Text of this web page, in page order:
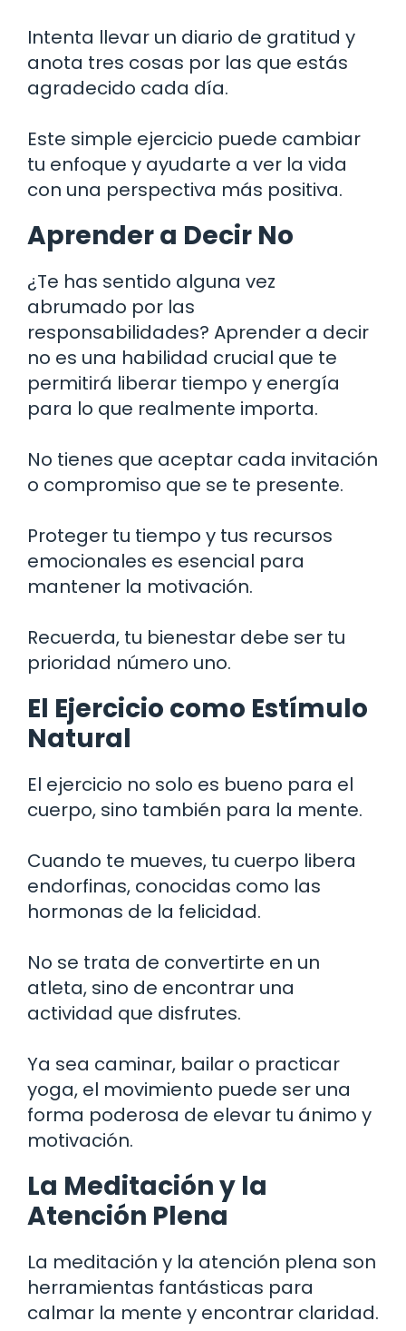
Intenta llevar un diario de gratitud y
anota tres cosas por las que estás
agradecido cada día.
Este simple ejercicio puede cambiar
tu enfoque y ayudarte a ver la vida
con una perspectiva más positiva.
Aprender a Decir No
¿Te has sentido alguna vez
abrumado por las
responsabilidades? Aprender a decir
no es una habilidad crucial que te
permitirá liberar tiempo y energía
para lo que realmente importa.
No tienes que aceptar cada invitación
o compromiso que se te presente.
Proteger tu tiempo y tus recursos
emocionales es esencial para
mantener la motivación.
Recuerda, tu bienestar debe ser tu
prioridad número uno.
El Ejercicio como Estímulo
Natural
El ejercicio no solo es bueno para el
cuerpo, sino también para la mente.
Cuando te mueves, tu cuerpo libera
endorfinas, conocidas como las
hormonas de la felicidad.
No se trata de convertirte en un
atleta, sino de encontrar una
actividad que disfrutes.
Ya sea caminar, bailar o practicar
yoga, el movimiento puede ser una
forma poderosa de elevar tu ánimo y
motivación.
La Meditación y la
Atención Plena
La meditación y la atención plena son
herramientas fantásticas para
calmar la mente y encontrar claridad.